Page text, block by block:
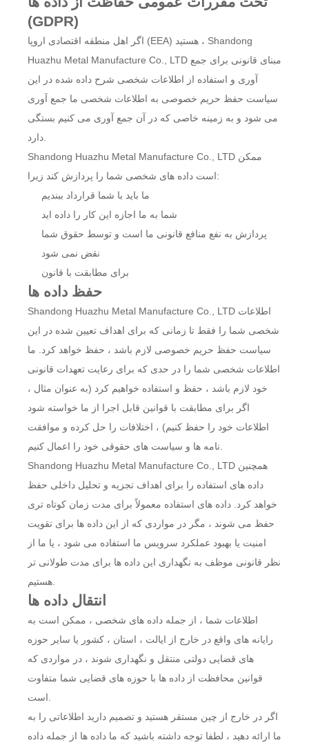
(GDPR)
اگر اهل منطقه اقتصادی اروپا (EEA) هستید ، Shandong
Huazhu Metal Manufacture Co., LTD مبنای قانونی برای جمع
آوری و استفاده از اطلاعات شخصی شرح داده شده در این
سیاست حفظ حریم خصوصی به اطلاعات شخصی ما جمع آوری
می شود و به زمینه خاصی که در آن جمع آوری می کنیم بستگی
Shandong Huazhu Metal Manufacture Co., LTD ممکن
است داده های شخصی شما را پردازش کند زیرا:
ما باید با شما قرارداد ببندیم
شما به ما اجازه این کار را داده اید
پردازش به نفع منافع قانونی ما است و توسط حقوق شما
نقض نمی شود
برای مطابقت با قانون
حفظ داده ها
Shandong Huazhu Metal Manufacture Co., LTD اطلاعات
شخصی شما را فقط تا زمانی که برای اهداف تعیین شده در این
سیاست حفظ حریم خصوصی لازم باشد ، حفظ خواهد کرد. ما
اطلاعات شخصی شما را در حدی که برای رعایت تعهدات قانونی
خود لازم باشد ، حفظ و استفاده خواهیم کرد (به عنوان مثال ،
اگر برای مطابقت با قوانین قابل اجرا از ما خواسته شود
اطلاعات خود را حفظ کنیم) ، اختلافات را حل کرده و موافقت
Shandong Huazhu Metal Manufacture Co., LTD همچنین
داده های استفاده را برای اهداف تجزیه و تحلیل داخلی حفظ
خواهد کرد. داده های استفاده معمولاً برای مدت زمان کوتاه تری
حفظ می شوند ، مگر در مواردی که از این داده ها برای تقویت
امنیت یا بهبود عملکرد سرویس ما استفاده می شود ، یا ما از
نظر قانونی موظف به نگهداری این داده ها برای مدت طولانی تر
انتقال داده ها
اطلاعات شما ، از جمله داده های شخصی ، ممکن است به
رایانه های واقع در خارج از ایالت ، استان ، کشور یا سایر حوزه
های قضایی دولتی منتقل و نگهداری شوند ، در مواردی که
قوانین محافظت از داده ها با حوزه های قضایی شما متفاوت
اگر در خارج از چین مستقر هستید و تصمیم دارید اطلاعاتی را به
ما ارائه دهید ، لطفا توجه داشته باشید که ما داده ها از جمله داده